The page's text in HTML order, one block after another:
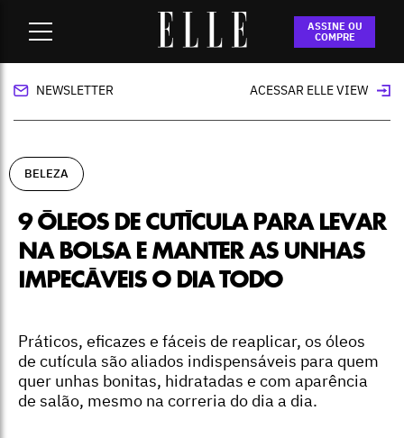
ASSINE OU
COMPRE
9 óleos de cutícula para levar na bolsa e
manter as unhas impecáveis o dia todo
NEWSLETTER ACESSAR ELLE VIEW
BELEZA
9 ÓLEOS DE CUTÍCULA PARA LEVAR
NA BOLSA E MANTER AS UNHAS
IMPECÁVEIS O DIA TODO
Práticos, eficazes e fáceis de reaplicar, os óleos
de cutícula são aliados indispensáveis para quem
quer unhas bonitas, hidratadas e com aparência
de salão, mesmo na correria do dia a dia.